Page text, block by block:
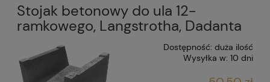
Stojak betonowy do ula 12-
ramkowego, Langstrotha, Dadanta
Dostępność: duża ilość
Wysyłka w: 10 dni